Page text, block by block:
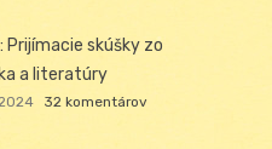
skúšky zo
a literatúry
32 komentárov